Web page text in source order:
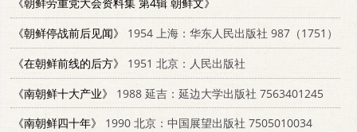
《朝鲜停战前后见闻》
1954 上海：华东人民出版社 987（1751）
《在朝鲜前线的后方》
1951 北京：人民出版社
《南朝鲜十大产业》
1988 延吉：延边大学出版社 7563401245
《南朝鲜四十年》
1990 北京：中国展望出版社 7505010034